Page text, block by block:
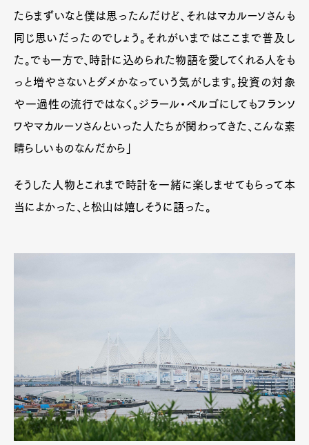
たらまずいなと僕は思ったんだけど、それはマカルーソさんも
同じ思いだったのでしょう。それがいまではここまで普及し
た。でも一方で、時計に込められた物語を愛してくれる人をも
っと増やさないとダメかなっていう気がします。投資の対象
や一過性の流行ではなく。ジラール・ペルゴにしてもフランソ
ワやマカルーソさんといった人たちが関わってきた、こんな素
晴らしいものなんだから」
そうした人物とこれまで時計を一緒に楽しませてもらって本
当によかった、と松山は嬉しそうに語った。